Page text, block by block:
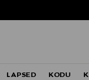
LAPSED KODU